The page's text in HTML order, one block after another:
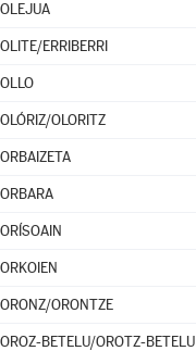
OLEJUA
OLITE/ERRIBERRI
OLLO
OLÓRIZ/OLORITZ
ORBAIZETA
ORBARA
ORÍSOAIN
ORKOIEN
ORONZ/ORONTZE
OROZ-BETELU/OROTZ-BETELU